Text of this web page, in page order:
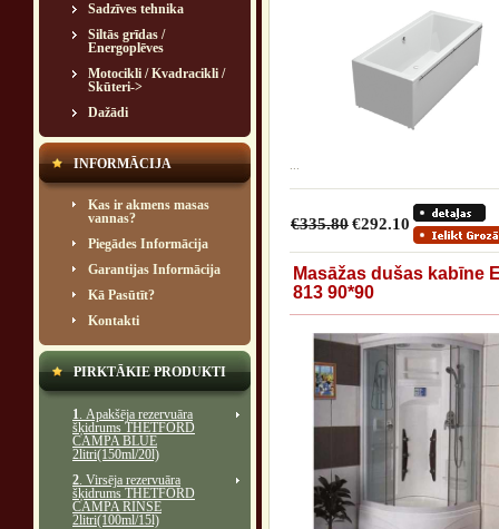
Sadzīves tehnika
Siltās grīdas /
Energoplēves
Motocikli / Kvadracikli /
Skūteri->
Dažādi
INFORMĀCIJA
Kas ir akmens masas
vannas?
Piegādes Informācija
Garantijas Informācija
Kā Pasūtīt?
Kontakti
PIRKTĀKIE PRODUKTI
1. Apakšēja rezervuāra
šķidrums THETFORD
CAMPA BLUE
2litri(150ml/20l)
2. Virsēja rezervuāra
šķidrums THETFORD
CAMPA RINSE
2litri(100ml/15l)
€335.80€292.10
Masāžas dušas kabīne
813 90*90